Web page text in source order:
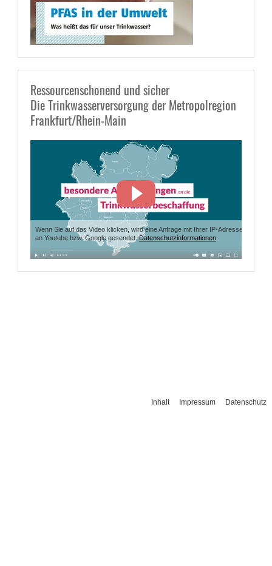
Ressourcenschonend und sicher
Die Trinkwasserversorgung der Metropolregion
Frankfurt/Rhein-Main
Wenn Sie auf das Video klicken, wird eine Anfrage mit Ihrer IP-Adresse
an Youtube bzw. Google gesendet.Datenschutzinformationen
Inhalt Impressum Datenschutz